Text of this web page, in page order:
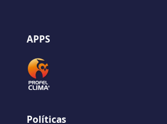
APPS
Políticas